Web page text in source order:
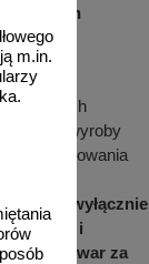
m.in.
i innych
wyroby
promieniowania
tylko i wyłącznie
i
towar za